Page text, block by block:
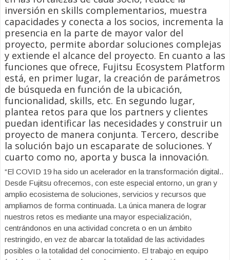
inversión en skills complementarios, muestra
capacidades y conecta a los socios, incrementa la
presencia en la parte de mayor valor del
proyecto, permite abordar soluciones complejas
y extiende el alcance del proyecto. En cuanto a las
funciones que ofrece, Fujitsu Ecosystem Platform
está, en primer lugar, la creación de parámetros
de búsqueda en función de la ubicación,
funcionalidad, skills, etc. En segundo lugar,
plantea retos para que los partners y clientes
puedan identificar las necesidades y construir un
proyecto de manera conjunta. Tercero, describe
la solución bajo un escaparate de soluciones. Y
cuarto como no, aporta y busca la innovación.
“El COVID 19 ha sido un acelerador en la transformación digital..
Desde Fujitsu ofrecemos, con este especial entorno, un gran y
amplio ecosistema de soluciones, servicios y recursos que
ampliamos de forma continuada. La única manera de lograr
nuestros retos es mediante una mayor especialización,
centrándonos en una actividad concreta o en un ámbito
restringido, en vez de abarcar la totalidad de las actividades
posibles o la totalidad del conocimiento. El trabajo en equipo